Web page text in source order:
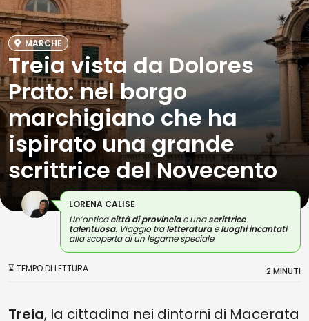
MARCHE
Treia vista da Dolores
Prato: nel borgo
marchigiano che ha
ispirato una grande
scrittrice del Novecento
LORENA CALISE
Un’anticacittà di provinciae unascrittrice
talentuosa. Viaggio traletteraturaeluoghi incantati
alla scoperta di un legame speciale.
⌛ TEMPO DI LETTURA 2 MINUTI
Treia, la cittadina nei dintorni di Macerata